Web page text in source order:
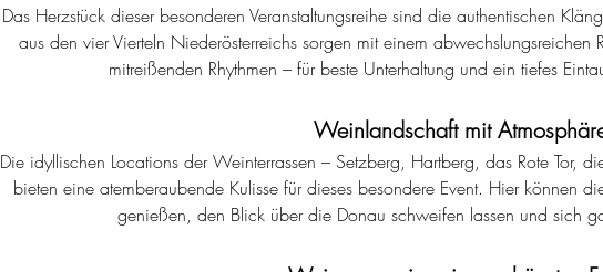
Das Herzstück dieser besonderen Veranstaltungsreihe sind die authentischen
aus den vier Vierteln Niederösterreichs sorgen mit einem
mitreißenden Rhythmen – für beste Unterhaltung und ein tiefes
Weinlandschaft mit
Die idyllischen Locations der Weinterrassen – Setzberg, Hartberg, das Rote Tor,
bieten eine atemberaubende Kulisse für dieses besondere Event. Hier können
genießen, den Blick über die Donau schweifen lassen und sich